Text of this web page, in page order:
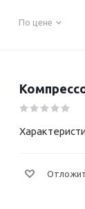
По цене